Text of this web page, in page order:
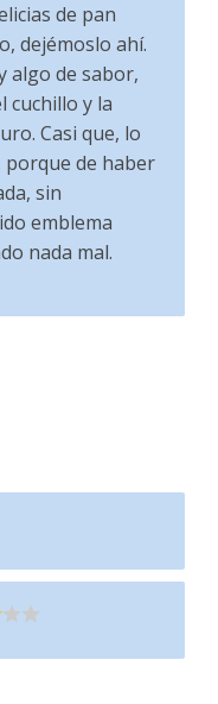
de pan
dejémoslo ahí.
algo de sabor,
cuchillo y la
Casi que, lo
de haber
sin
emblema
nada mal.